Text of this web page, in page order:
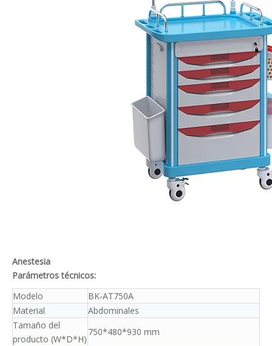
Anestesia
Parámetros técnicos:
Modelo
BK-AT750A
Material
Abdominales
Tamaño del
producto (W*D*H)
750*480*930 mm